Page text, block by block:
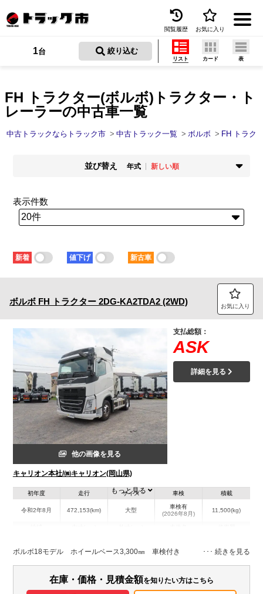
トラック買取
トラック市とは
お問い合わせ
トラック市FC会員専用ページはこちら
ログイン
閲覧履歴 お気に入り
FH トラクター(ボルボ)トラクター・ト
レーラーの中古車一覧
1台 絞り込む
リスト カード 表
中古トラックならトラック市 中古トラック一覧 ボルボ FH トラク
並び替え 年式
新しい順
新着順
走行距離
少ない順
多い順
価格
安い順
高い順
少ない順
多い順
短い順
表示件数
新着 値下げ 新古車
ボルボ FH トラクター 2DG-KA2TDA2 (2WD) お気に入り
他の画像を見る
キャリオン本社/㈱キャリオン(岡山県)
支払総額：
ASK
詳細を見る
初年度
令和2年8月
走行
472,153(km)
サイズ
大型
車検
車検有
(2026年8月)
積載
11,500(kg)
岡山県 -
W:2,490
H:3,740
無
装備情報
もっと見る
ボルボ18モデル ホイールベース3,300㎜ 車検付き
在庫・価格・見積金額を知りたい方はこちら